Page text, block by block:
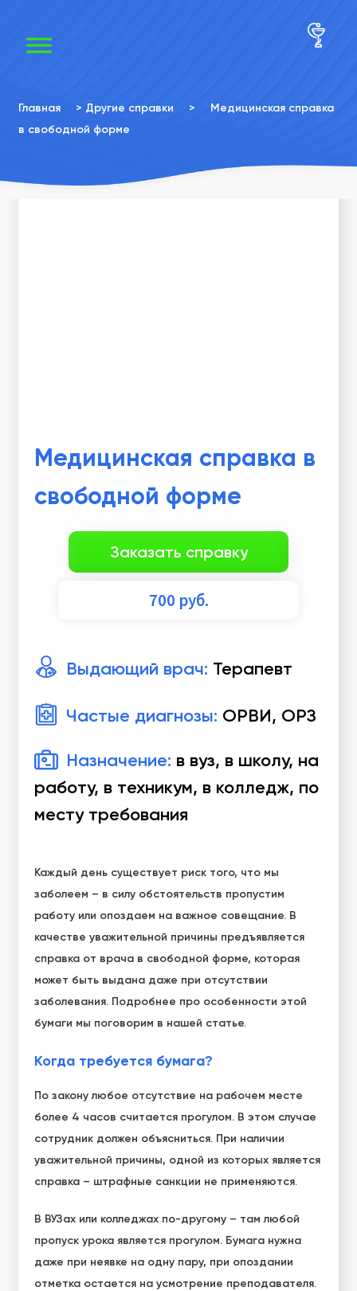
Главная > Другие справки >
Медицинская справка
в свободной форме
Медицинская справка в
свободной форме
Заказать справку
700 руб.
Выдающий врач: Терапевт
Частые диагнозы: ОРВИ, ОРЗ
Назначение: в вуз, в школу, на
работу, в техникум, в колледж, по
месту требования
Каждый день существует риск того, что мы
заболеем – в силу обстоятельств пропустим
работу или опоздаем на важное совещание. В
качестве уважительной причины предъявляется
справка от врача в свободной форме, которая
может быть выдана даже при отсутствии
заболевания. Подробнее про особенности этой
бумаги мы поговорим в нашей статье.
Когда требуется бумага?
По закону любое отсутствие на рабочем месте
более 4 часов считается прогулом. В этом случае
сотрудник должен объясниться. При наличии
уважительной причины, одной из которых является
справка – штрафные санкции не применяются.
В ВУЗах или колледжах по-другому – там любой
пропуск урока является прогулом. Бумага нужна
даже при неявке на одну пару, при опоздании
отметка остается на усмотрение преподавателя.